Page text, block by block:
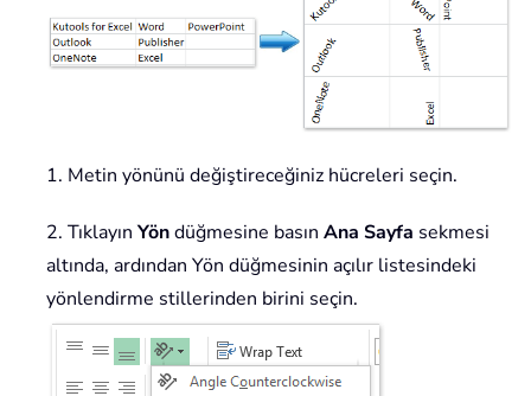
1. Metin yönünü değiştireceğiniz hücreleri seçin.
2. Tıklayın Yöndüğmesine basın Ana Sayfa sekmesi
altında, ardından Yön düğmesinin açılır listesindeki
yönlendirme stillerinden birini seçin.